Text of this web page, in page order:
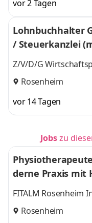
vor 2 Tagen
Lohnbuchhalter
/ Steuerkanzlei
Z/V/D/G
PartmbB Hubert &
Rosenheim
vor 14 Tagen
Jobszu
derne Praxis mit
FITALM Rosenheim
Rosenheim